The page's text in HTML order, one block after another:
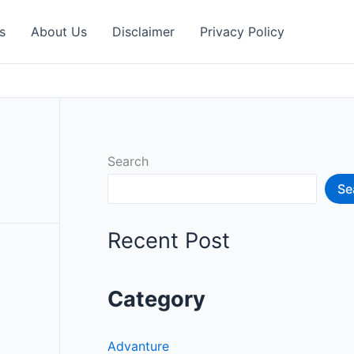
About Us Disclaimer Privacy Policy
Search
Recent Post
Category
Advanture